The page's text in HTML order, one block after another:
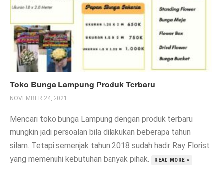
Toko Bunga Lampung Produk Terbaru
NOVEMBER 24, 2021
Mencari toko bunga Lampung dengan produk terbaru
mungkin jadi persoalan bila dilakukan beberapa tahun
silam. Tetapi semenjak tahun 2018 sudah hadir Ray Florist
yang memenuhi kebutuhan banyak pihak.
READ MORE »